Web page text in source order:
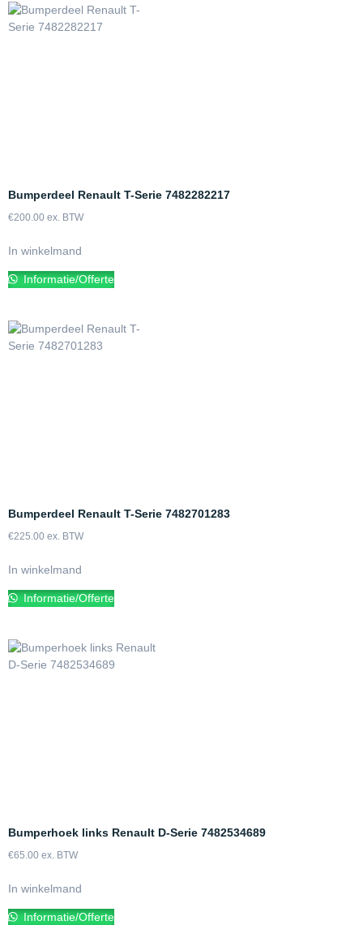
Bumperdeel Renault T-Serie 7482282217
€200.00 ex. BTW
In winkelmand
Informatie/Offerte
Bumperdeel Renault T-Serie 7482701283
€225.00 ex. BTW
In winkelmand
Informatie/Offerte
Bumperhoek links Renault D-Serie 7482534689
€65.00 ex. BTW
In winkelmand
Informatie/Offerte